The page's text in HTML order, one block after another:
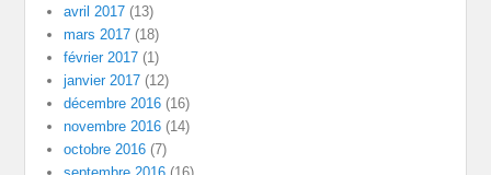
avril 2017 (13)
mars 2017 (18)
février 2017 (1)
janvier 2017 (12)
décembre 2016 (16)
novembre 2016 (14)
octobre 2016 (7)